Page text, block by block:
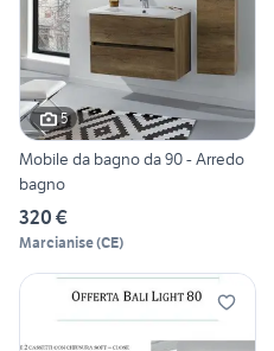
5
Mobile da bagno da 90 - Arredo
bagno
320 €
Marcianise(CE)